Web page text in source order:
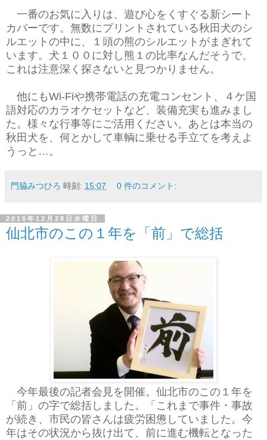
一番のお気に入りは、遊び心をくすぐる新シート
カバーです。無数にプリントされている秋田犬のシ
ルエットの中に、１頭の熊のシルエットがまぎれて
います。犬１００に対し熊１の比率なんだそうで、
これは注意深く探さないと見つかりません。
他にもWi-Fiや携帯電話の充電コンセント、４ケ国
語対応のカラオケセットなど、装備充実も進みまし
た。様々な行事等にご活用ください。あとは本当の
秋田犬を、何とかして車輌に乗せる手立てを考えよ
うっと…。
門脇みつひろ 時刻: 15:07 0 件のコメント:
2016年12月28日水曜日
仙北市のこの１年を「前」で総括
今年最後の記者会見を開催。仙北市のこの１年を
「前」の字で総括しました。「これまで事件・事故
が続き、市民の皆さんは疲労困憊していました。今
年はその状況から抜け出て、前に進む機転となった